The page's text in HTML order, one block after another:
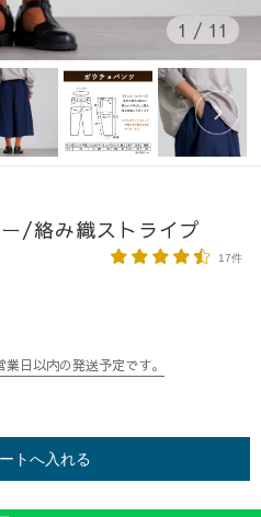
1 / 11
/絡み織ストライプ
17件
日以内の発送予定です。
トへ入れる